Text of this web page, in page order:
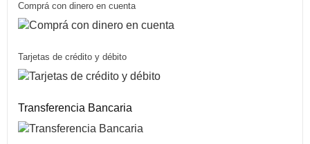
Comprá con dinero en cuenta
Tarjetas de crédito y débito
Transferencia Bancaria